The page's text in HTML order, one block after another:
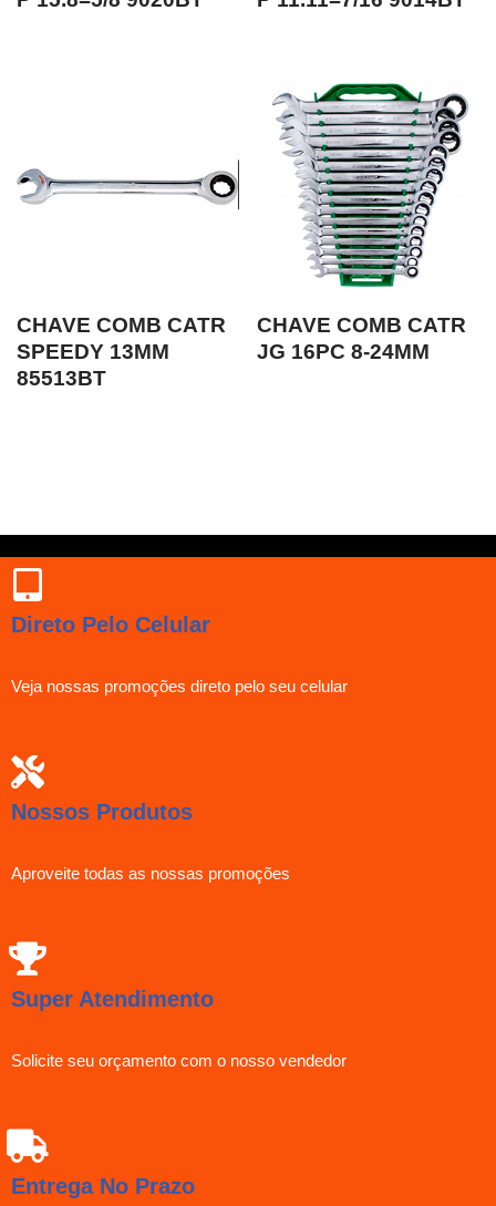
CHAVE COMB CATR
SPEEDY 13MM
85513BT
CHAVE COMB CATR
JG 16PC 8-24MM
Direto Pelo Celular
Veja nossas promoções direto pelo seu celular
Nossos Produtos
Aproveite todas as nossas promoções
Super Atendimento
Solicite seu orçamento com o nosso vendedor
Entrega No Prazo